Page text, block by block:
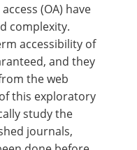
(OA) have
complexity.
accessibility of
and they
the web
this exploratory
study the
journals,